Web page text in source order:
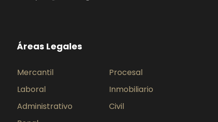
Áreas Legales
Mercantil
Procesal
Laboral
Inmobiliario
Administrativo
Civil